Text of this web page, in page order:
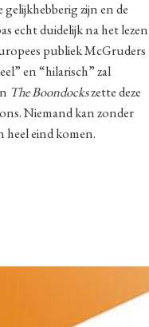
zijn en de
echt duidelijk na het lezen
publiek McGruders
en “hilarisch” zal
The Boondockszette deze
Niemand kan zonder
eind komen.